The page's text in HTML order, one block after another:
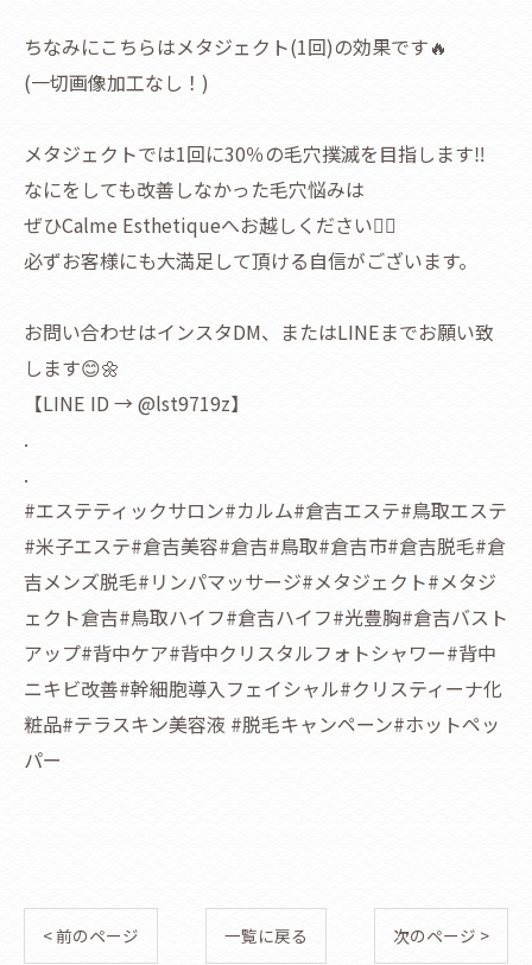
ちなみにこちらはメタジェクト(1回)の効果です🔥
(一切画像加工なし！)
メタジェクトでは1回に30％の毛穴撲滅を目指します‼️
なにをしても改善しなかった毛穴悩みは
ぜひCalme Esthetiqueへお越しください🙆‍♀️
必ずお客様にも大満足して頂ける自信がございます。
お問い合わせはインスタDM、またはLINEまでお願い致
します😊🌼
【LINE ID → @lst9719z】
.
.
#エステティックサロン#カルム#倉吉エステ#鳥取エステ
#米子エステ#倉吉美容#倉吉#鳥取#倉吉市#倉吉脱毛#倉
吉メンズ脱毛#リンパマッサージ#メタジェクト#メタジ
ェクト倉吉#鳥取ハイフ#倉吉ハイフ#光豊胸#倉吉バスト
アップ#背中ケア#背中クリスタルフォトシャワー#背中
ニキビ改善#幹細胞導入フェイシャル#クリスティーナ化
粧品#テラスキン美容液 #脱毛キャンペーン#ホットペッ
パー
< 前のページ 一覧に戻る 次のページ >